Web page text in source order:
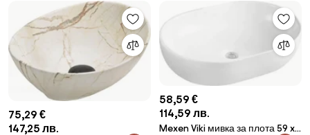
75,29 €
147,25 лв.
58,59 €
114,59 лв.
Mexen Viki мивка за плота 59 x